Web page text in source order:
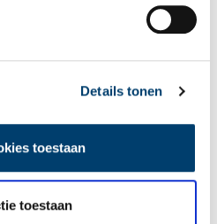
Details tonen
toestaan
toestaan
van het voetbalspel achter in het boekje:
had gezien dat de bal ‘geheel en
En het boekje waarschuwt de
zelf duidelijk gezien had dat